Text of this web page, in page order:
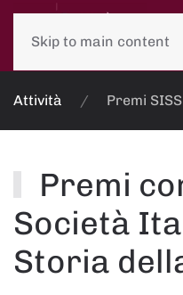
Skip to main content
Attività Premi SISS
Premi
Società
Storia